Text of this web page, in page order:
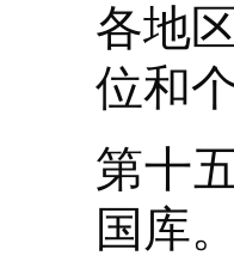
各地
位和
第十
国库。